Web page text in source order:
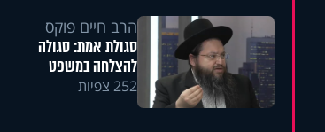
הרב חיים פוקס
סגולת אמת: סגולה
להצלחה במשפט
252 צפיות